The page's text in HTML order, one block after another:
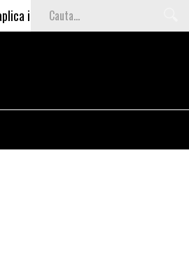
invataturile lui Nea Marin: somajul